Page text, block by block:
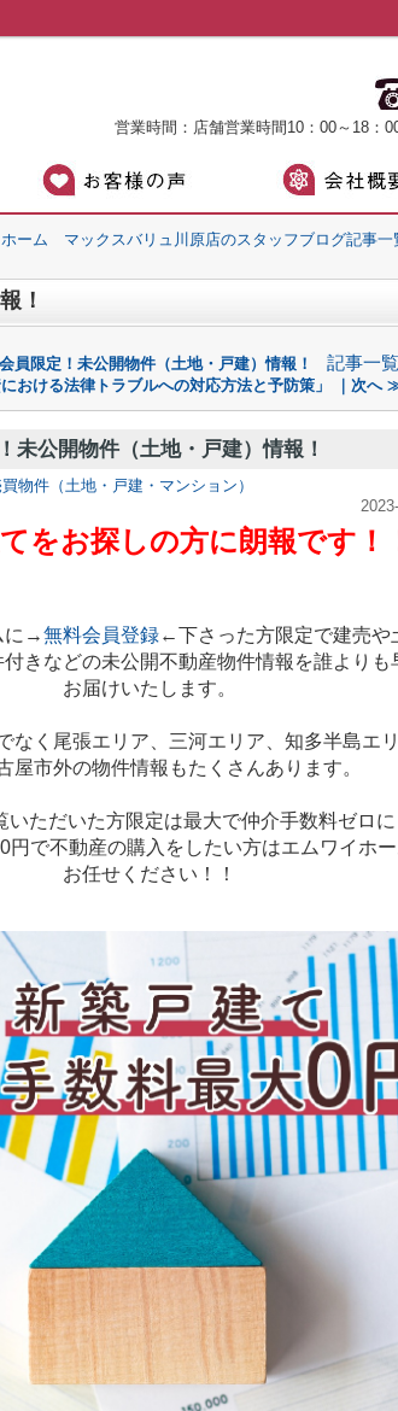
営業時間：店舗営業時間10：00～18：
ーム マックスバリュ川原店のスタッフブログ記事一
！
員限定！未公開物件（土地・戸建）情報！ 記事一覧
における法律トラブルへの対応方法と予防策」 ｜次へ
未公開物件（土地・戸建）情報！
物件（土地・戸建・マンション）
をお探しの方に朗報です！
に→無料会員登録←下さった方限定で建売や
きなどの未公開不動産物件情報を誰よりも
お届けいたします。
なく尾張エリア、三河エリア、知多半島エ
屋市外の物件情報もたくさんあります。
いただいた方限定は最大で仲介手数料ゼロに
円で不動産の購入をしたい方はエムワイホ
お任せください！！